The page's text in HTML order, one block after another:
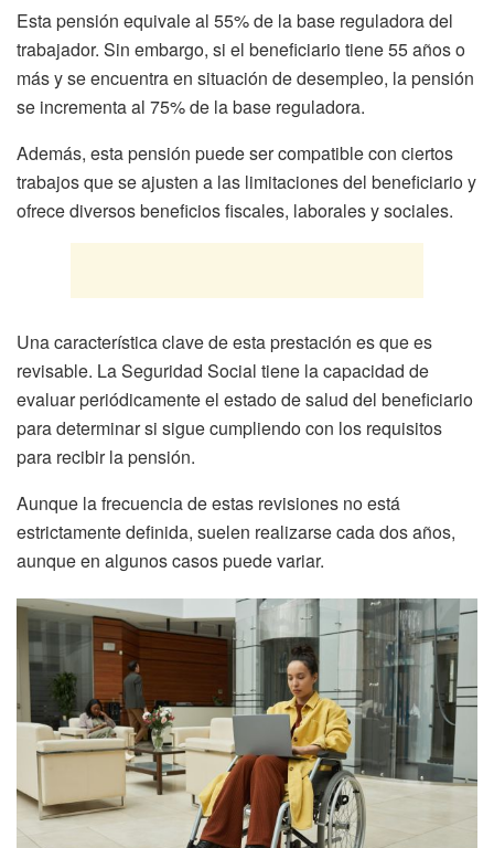
Esta pensión equivale al 55% de la base reguladora del
trabajador. Sin embargo, si el beneficiario tiene 55 años o
más y se encuentra en situación de desempleo, la pensión
se incrementa al 75% de la base reguladora.
Además, esta pensión puede ser compatible con ciertos
trabajos que se ajusten a las limitaciones del beneficiario y
ofrece diversos beneficios fiscales, laborales y sociales.
Una característica clave de esta prestación es que es
revisable. La Seguridad Social tiene la capacidad de
evaluar periódicamente el estado de salud del beneficiario
para determinar si sigue cumpliendo con los requisitos
para recibir la pensión.
Aunque la frecuencia de estas revisiones no está
estrictamente definida, suelen realizarse cada dos años,
aunque en algunos casos puede variar.